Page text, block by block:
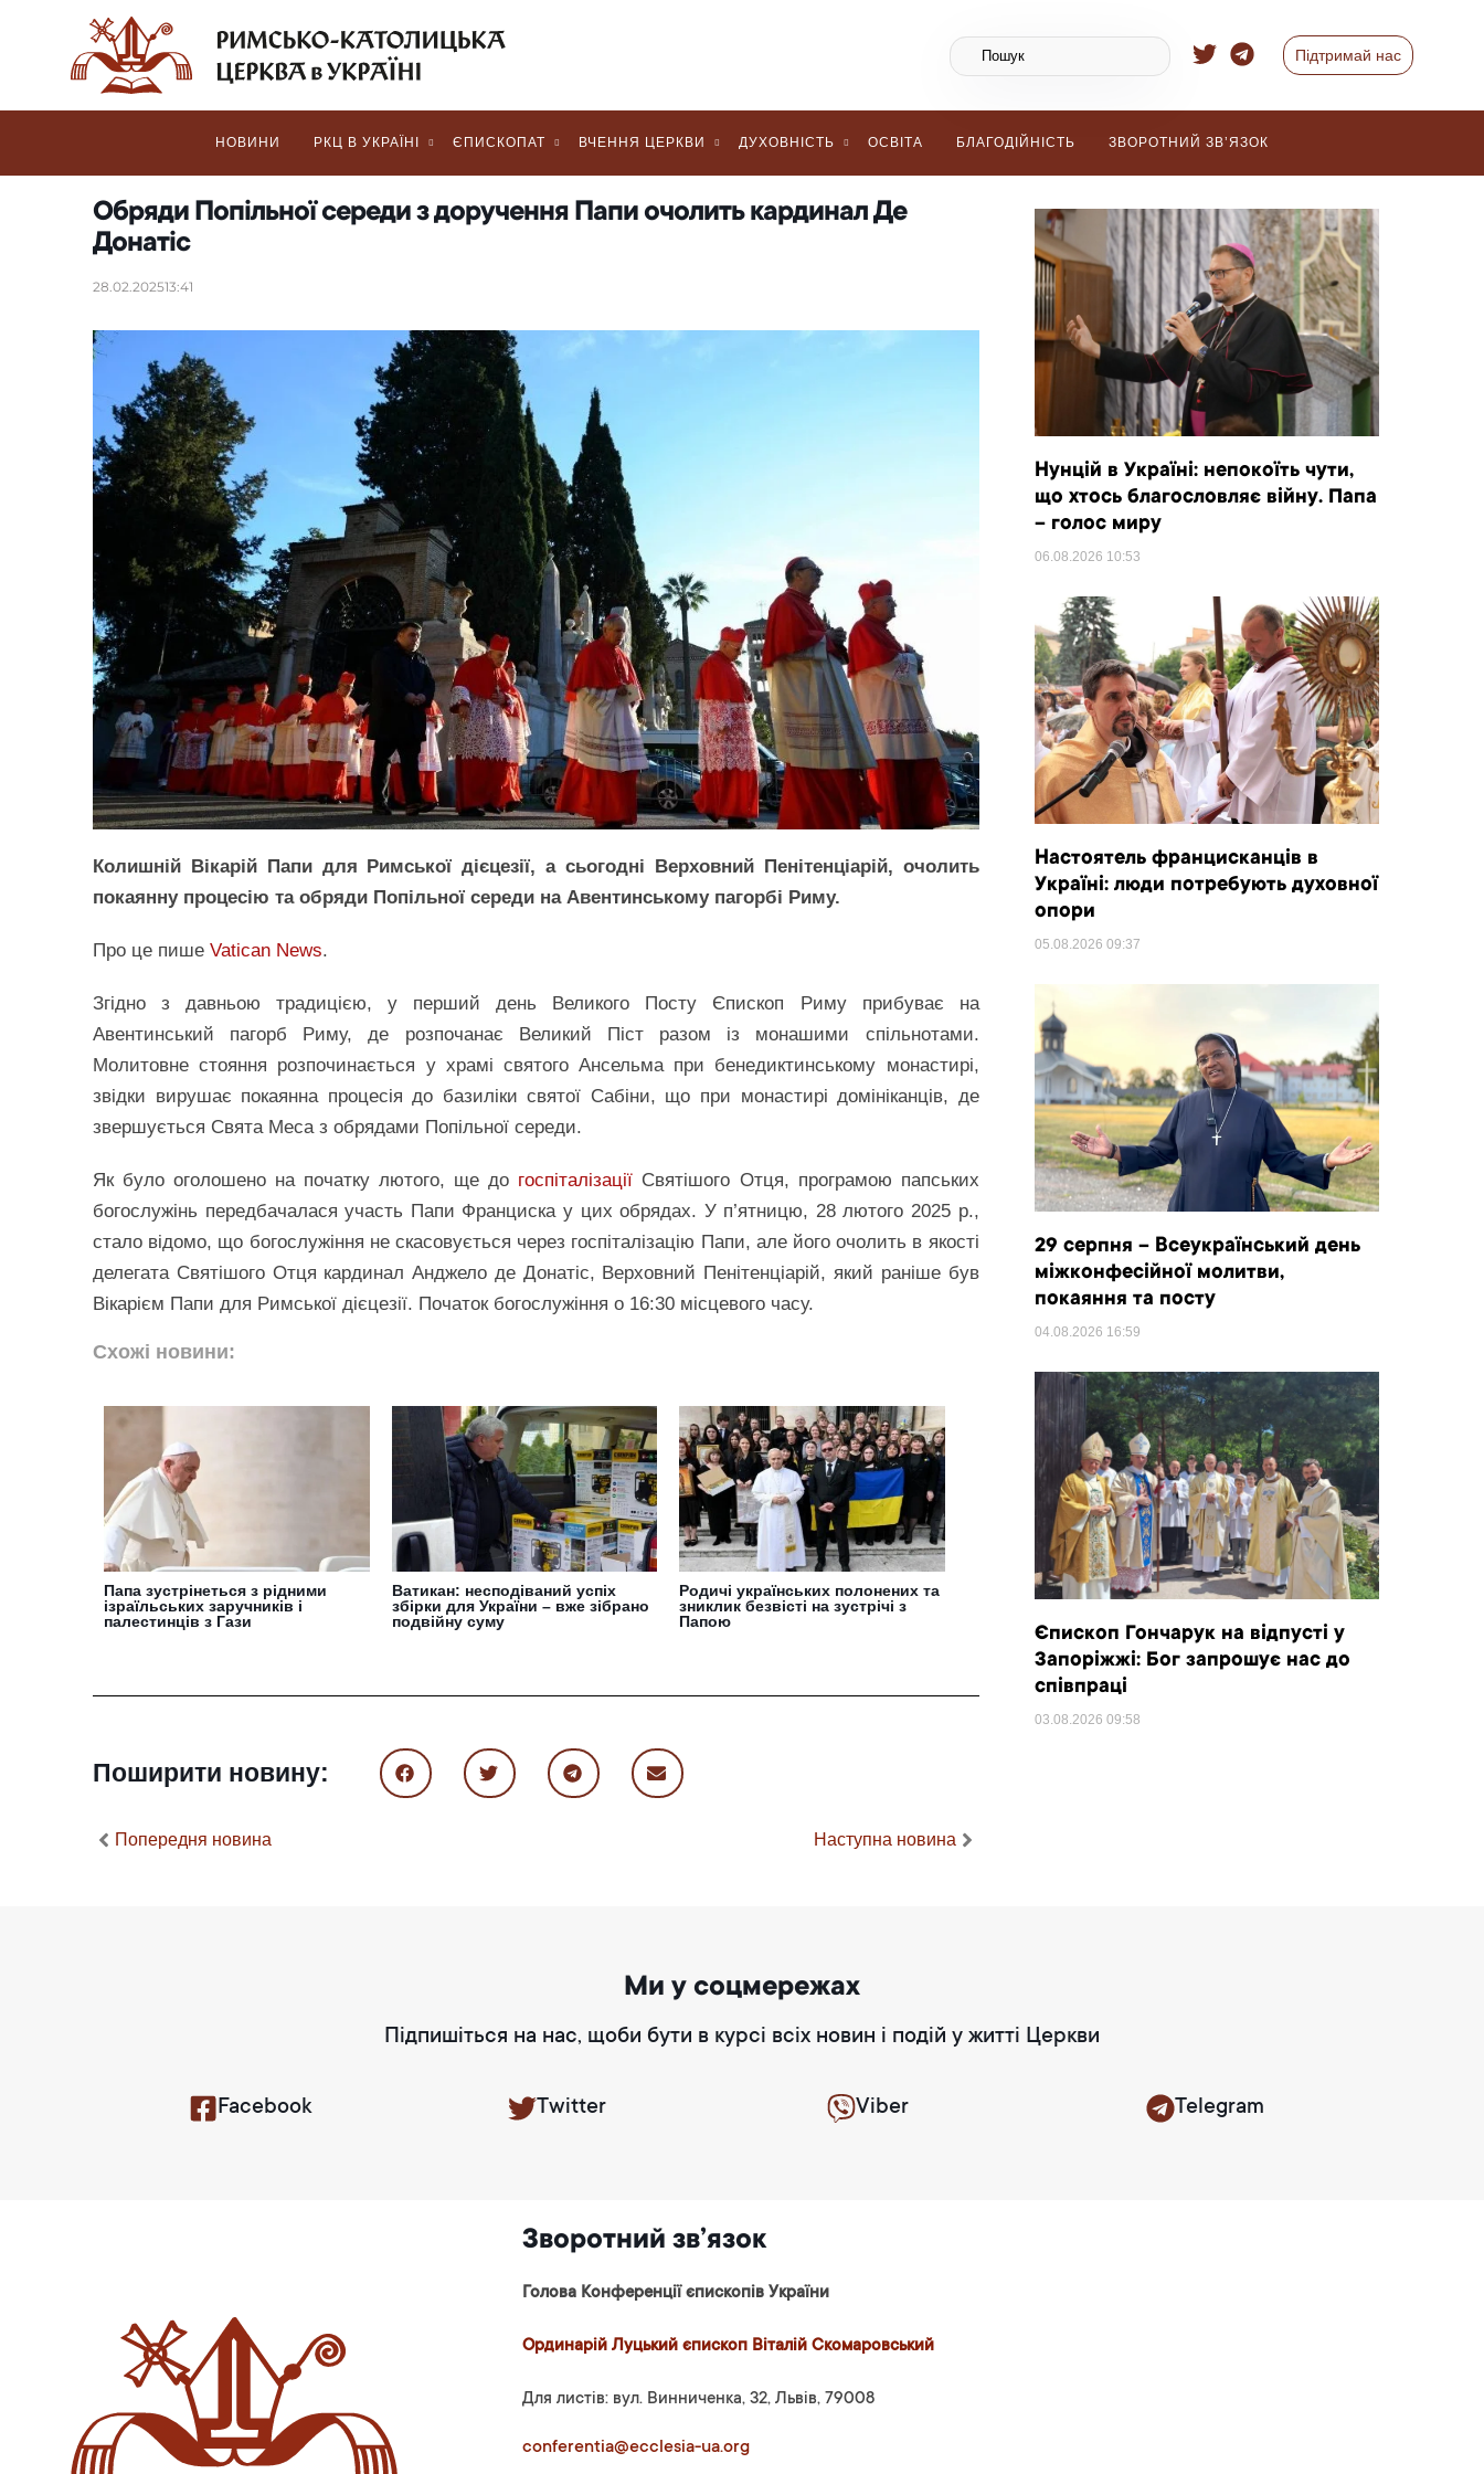
Підтримай нас
НОВИНИ РКЦ В УКРАЇНІ ЄПИСКОПАТ ВЧЕННЯ ЦЕРКВИ ДУХОВНІСТЬ ОСВІТА БЛАГОДІЙНІСТЬ ЗВОРОТНИЙ ЗВ’ЯЗОК
Обряди Попільної середи з доручення Папи очолить кардинал Де
Донатіс
28.02.202513:41
Колишній Вікарій Папи для Римської дієцезії, а сьогодні Верховний Пенітенціарій, очолить
покаянну процесію та обряди Попільної середи на Авентинському пагорбі Риму.
Про це пише Vatican News.
Згідно з давньою традицією, у перший день Великого Посту Єпископ Риму прибуває на
Авентинський пагорб Риму, де розпочанає Великий Піст разом із монашими спільнотами.
Молитовне стояння розпочинається у храмі святого Ансельма при бенедиктинському монастирі,
звідки вирушає покаянна процесія до базиліки святої Сабіни, що при монастирі домініканців, де
звершується Свята Меса з обрядами Попільної середи.
Як було оголошено на початку лютого, ще до госпіталізації Святішого Отця, програмою папських
богослужінь передбачалася участь Папи Франциска у цих обрядах. У п’ятницю, 28 лютого 2025 р.,
стало відомо, що богослужіння не скасовується через госпіталізацію Папи, але його очолить в якості
делегата Святішого Отця кардинал Анджело де Донатіс, Верховний Пенітенціарій, який раніше був
Вікарієм Папи для Римської дієцезії. Початок богослужіння о 16:30 місцевого часу.
Схожі новини:
Папа зустрінеться з рідними
ізраїльських заручників і
палестинців з Гази
Ватикан: несподіваний успіх
збірки для України – вже зібрано
подвійну суму
Родичі українських полонених та
зниклик безвісті на зустрічі з
Папою
Поширити новину:
Попередня новина Наступна новина
Нунцій в Україні: непокоїть чути,
що хтось благословляє війну. Папа
– голос миру
06.08.2026 10:53
Настоятель францисканців в
Україні: люди потребують духовної
опори
05.08.2026 09:37
29 серпня – Всеукраїнський день
міжконфесійної молитви,
покаяння та посту
04.08.2026 16:59
Єпископ Гончарук на відпусті у
Запоріжжі: Бог запрошує нас до
співпраці
03.08.2026 09:58
Ми у соцмережах
Підпишіться на нас, щоби бути в курсі всіх новин і подій у житті Церкви
Facebook Twitter Viber Telegram
Зворотний зв’язок
Голова Конференції єпископів України
Ординарій Луцький єпископ Віталій Скомаровський
Для листів: вул. Винниченка, 32, Львів, 79008
conferentia@ecclesia-ua.org